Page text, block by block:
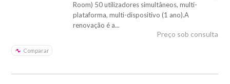
Room) 50 utilizadores simultâneos, multi-
plataforma, multi-dispositivo (1 ano).A
renovação é a...
Comparar
Preço sob consulta